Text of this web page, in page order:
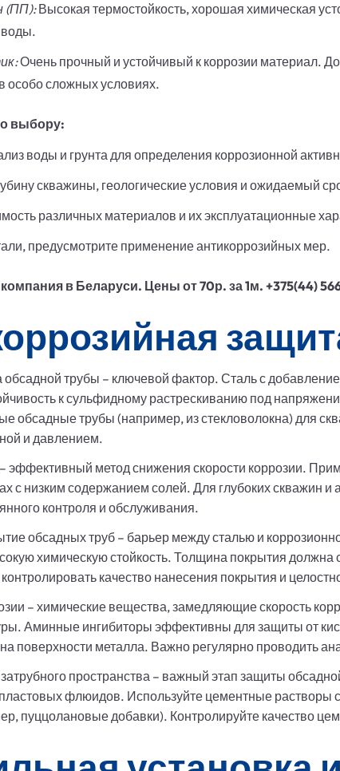
(ПП):Высокая термостойкость, хорошая химическая
воды.
Очень прочный и устойчивый к коррозии материал.
особо сложных условиях.
выбору:
воды и грунта для определения коррозионной
скважины, геологические условия и ожидаемый
различных материалов и их эксплуатационные
предусмотрите применение антикоррозийных мер.
в Беларуси. Цены от 70р. за 1м. +375(44)
трубы – ключевой фактор. Сталь с
к сульфидному растрескиванию под
обсадные трубы (например, из стекловолокна) для
и давлением.
эффективный метод снижения скорости коррозии.
с низким содержанием солей. Для глубоких скважин
контроля и обслуживания.
обсадных труб – барьер между сталью и
химическую стойкость. Толщина покрытия
качество нанесения покрытия и
– химические вещества, замедляющие скорость
Аминные ингибиторы эффективны для защиты от
поверхности металла. Важно регулярно проводить
пространства – важный этап защиты
флюидов. Используйте цементные
пуццолановые добавки). Контролируйте качество